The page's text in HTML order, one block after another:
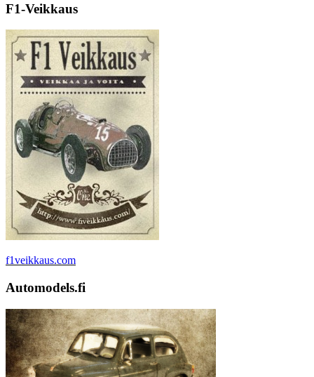
F1-Veikkaus
f1veikkaus.com
Automodels.fi